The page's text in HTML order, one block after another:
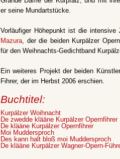
er seine Mundartstücke.
Vorläufiger Höhepunkt ist die intensive
Mazura, der die beiden Kurpälzer
für den Weihnachts-Gedichtband
Ein weiteres Projekt der beiden
Fihrer, der im Herbst 2006 erschien.
Buchtitel:
Kurpälzer Woihnacht
De zwedde klääne Kurpälzer Opernfihrer
De klääne Kurpälzer Opernfihrer
Moi Muddersproch
Des kann halt bloß moi Muddersproch
De klääne Kurpälzer Wagner-Opern-